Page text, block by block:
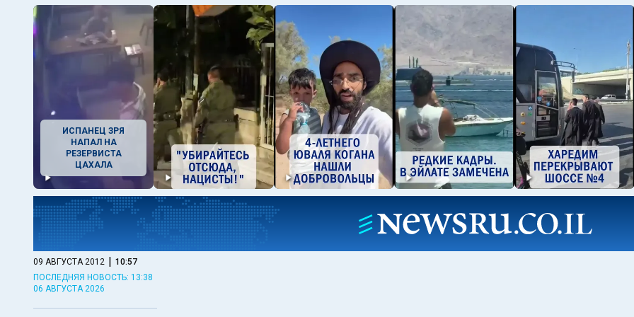
ИСПАНЕЦ ЗРЯ
НАПАЛ НА
РЕЗЕРВИСТА
ЦАХАЛА
09 АВГУСТА 2012 | 10:57
ПОСЛЕДНЯЯ НОВОСТЬ: 13:38
06 АВГУСТА 2026